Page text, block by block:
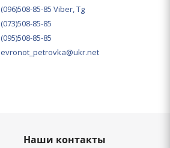
(096)508-85-85 Viber, Tg
(073)508-85-85
(095)508-85-85
evronot_petrovka@ukr.net
Наши контакты